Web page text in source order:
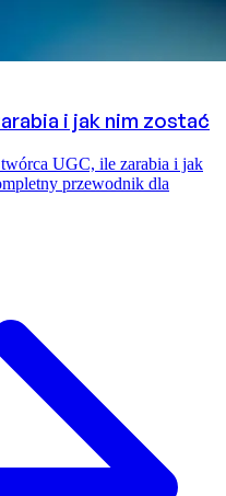
i jak nim zostać
UGC, ile zarabia i jak
przewodnik dla